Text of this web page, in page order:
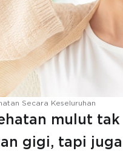
Secara Keseluruhan
mulut
gigi, tapi